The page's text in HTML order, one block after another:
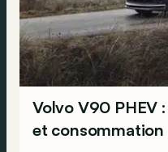
Volvo V90 PHEV
et consommation